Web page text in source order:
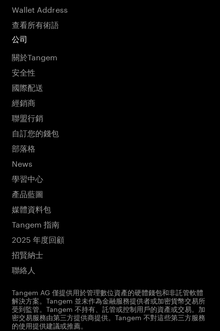
Wallet Address
查看所有術語
公司
關於Tangem
安全性
國際配送
經銷商
聯盟行銷
自訂您的錢包
部落格
News
學習中心
產品藍圖
媒體資料包
Tangem 指南
2025 年度回顧
招賢納士
聯絡人
Tangem AG 僅提供用於管理數位資產的硬體錢包和非託管軟體
解決方案。Tangem 並未作為金融服務提供者或加密貨幣交易所
受到監管。Tangem 不持有、託管或控制用戶的資產或交易。加
密交易服務由第三方提供商提供。Tangem 不對這些第三方服務
的使用提供建議或推薦。